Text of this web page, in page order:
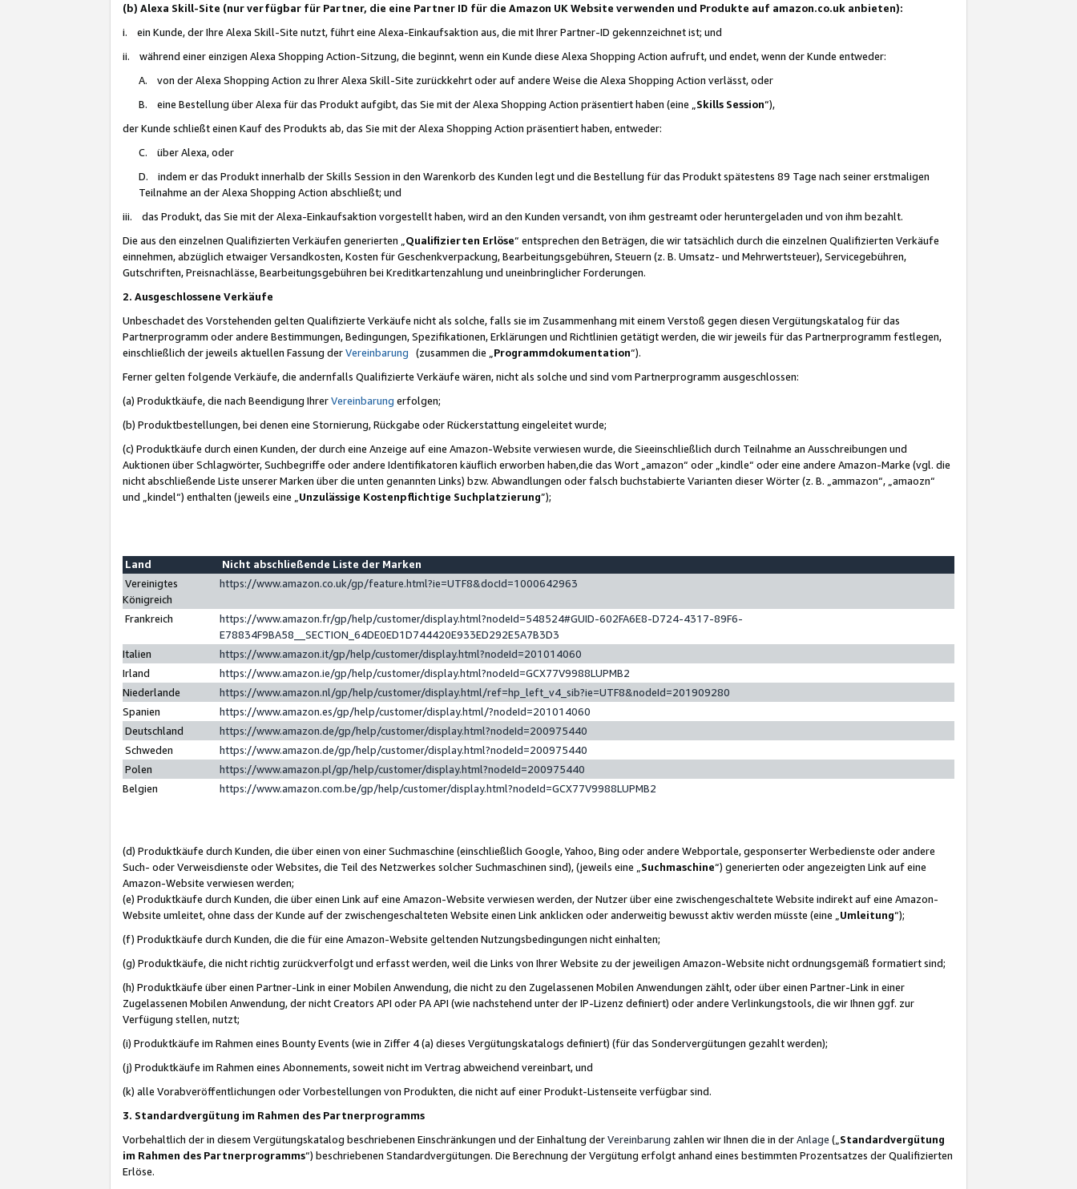
(b) Alexa Skill-Site (nur verfügbar für Partner, die eine Partner ID für die Amazon UK Website verwenden und Produkte auf amazon.co.uk anbieten):
i. ein Kunde, der Ihre Alexa Skill-Site nutzt, führt eine Alexa-Einkaufsaktion aus, die mit Ihrer Partner-ID gekennzeichnet ist; und
ii. während einer einzigen Alexa Shopping Action-Sitzung, die beginnt, wenn ein Kunde diese Alexa Shopping Action aufruft, und endet, wenn der Kunde entweder:
A. von der Alexa Shopping Action zu Ihrer Alexa Skill-Site zurückkehrt oder auf andere Weise die Alexa Shopping Action verlässt, oder
B. eine Bestellung über Alexa für das Produkt aufgibt, das Sie mit der Alexa Shopping Action präsentiert haben (eine „ Skills Session“),
der Kunde schließt einen Kauf des Produkts ab, das Sie mit der Alexa Shopping Action präsentiert haben, entweder:
C. über Alexa, oder
D. indem er das Produkt innerhalb der Skills Session in den Warenkorb des Kunden legt und die Bestellung für das Produkt spätestens 89 Tage nach seiner erstmaligen
Teilnahme an der Alexa Shopping Action abschließt; und
iii. das Produkt, das Sie mit der Alexa-Einkaufsaktion vorgestellt haben, wird an den Kunden versandt, von ihm gestreamt oder heruntergeladen und von ihm bezahlt.
Die aus den einzelnen Qualifizierten Verkäufen generierten „ Qualifizierten Erlöse“ entsprechen den Beträgen, die wir tatsächlich durch die einzelnen Qualifizierten Verkäufe
einnehmen, abzüglich etwaiger Versandkosten, Kosten für Geschenkverpackung, Bearbeitungsgebühren, Steuern (z. B. Umsatz- und Mehrwertsteuer), Servicegebühren,
Gutschriften, Preisnachlässe, Bearbeitungsgebühren bei Kreditkartenzahlung und uneinbringlicher Forderungen.
2. Ausgeschlossene Verkäufe
Unbeschadet des Vorstehenden gelten Qualifizierte Verkäufe nicht als solche, falls sie im Zusammenhang mit einem Verstoß gegen diesen Vergütungskatalog für das
Partnerprogramm oder andere Bestimmungen, Bedingungen, Spezifikationen, Erklärungen und Richtlinien getätigt werden, die wir jeweils für das Partnerprogramm festlegen,
einschließlich der jeweils aktuellen Fassung derVereinbarung (zusammen die „ Programmdokumentation“).
Ferner gelten folgende Verkäufe, die andernfalls Qualifizierte Verkäufe wären, nicht als solche und sind vom Partnerprogramm ausgeschlossen:
(a) Produktkäufe, die nach Beendigung IhrerVereinbarung erfolgen;
(b) Produktbestellungen, bei denen eine Stornierung, Rückgabe oder Rückerstattung eingeleitet wurde;
(c) Produktkäufe durch einen Kunden, der durch eine Anzeige auf eine Amazon-Website verwiesen wurde, die Sieeinschließlich durch Teilnahme an Ausschreibungen und
Auktionen über Schlagwörter, Suchbegriffe oder andere Identifikatoren käuflich erworben haben,die das Wort „amazon“ oder „kindle“ oder eine andere Amazon-Marke (vgl. die
nicht abschließende Liste unserer Marken über die unten genannten Links) bzw. Abwandlungen oder falsch buchstabierte Varianten dieser Wörter (z. B. „ammazon“, „amaozn“
und „kindel“) enthalten (jeweils eine „ Unzulässige Kostenpflichtige Suchplatzierung”);
Land
Nicht abschließende Liste der Marken
Vereinigtes
Königreich
https://www.amazon.co.uk/gp/feature.html?ie=UTF8&docId=1000642963
Frankreich
https://www.amazon.fr/gp/help/customer/display.html?nodeId=548524#GUID-602FA6E8-D724-4317-89F6-
E78834F9BA58__SECTION_64DE0ED1D744420E933ED292E5A7B3D3
Italien
https://www.amazon.it/gp/help/customer/display.html?nodeId=201014060
Irland
https://www.amazon.ie/gp/help/customer/display.html?nodeId=GCX77V9988LUPMB2
Niederlande
https://www.amazon.nl/gp/help/customer/display.html/ref=hp_left_v4_sib?ie=UTF8&nodeId=201909280
Spanien
https://www.amazon.es/gp/help/customer/display.html/?nodeId=201014060
Deutschland
https://www.amazon.de/gp/help/customer/display.html?nodeId=200975440
Schweden
https://www.amazon.de/gp/help/customer/display.html?nodeId=200975440
Polen
https://www.amazon.pl/gp/help/customer/display.html?nodeId=200975440
Belgien
https://www.amazon.com.be/gp/help/customer/display.html?nodeId=GCX77V9988LUPMB2
(d) Produktkäufe durch Kunden, die über einen von einer Suchmaschine (einschließlich Google, Yahoo, Bing oder andere Webportale, gesponserter Werbedienste oder andere
Such- oder Verweisdienste oder Websites, die Teil des Netzwerkes solcher Suchmaschinen sind), (jeweils eine „ Suchmaschine“) generierten oder angezeigten Link auf eine
Amazon-Website verwiesen werden;
(e) Produktkäufe durch Kunden, die über einen Link auf eine Amazon-Website verwiesen werden, der Nutzer über eine zwischengeschaltete Website indirekt auf eine Amazon-
Website umleitet, ohne dass der Kunde auf der zwischengeschalteten Website einen Link anklicken oder anderweitig bewusst aktiv werden müsste (eine „ Umleitung“);
(f) Produktkäufe durch Kunden, die die für eine Amazon-Website geltenden Nutzungsbedingungen nicht einhalten;
(g) Produktkäufe, die nicht richtig zurückverfolgt und erfasst werden, weil die Links von Ihrer Website zu der jeweiligen Amazon-Website nicht ordnungsgemäß formatiert sind;
(h) Produktkäufe über einen Partner-Link in einer Mobilen Anwendung, die nicht zu den Zugelassenen Mobilen Anwendungen zählt, oder über einen Partner-Link in einer
Zugelassenen Mobilen Anwendung, der nicht Creators API oder PA API (wie nachstehend unter der IP-Lizenz definiert) oder andere Verlinkungstools, die wir Ihnen ggf. zur
Verfügung stellen, nutzt;
(i) Produktkäufe im Rahmen eines Bounty Events (wie in Ziffer 4 (a) dieses Vergütungskatalogs definiert) (für das Sondervergütungen gezahlt werden);
(j) Produktkäufe im Rahmen eines Abonnements, soweit nicht im Vertrag abweichend vereinbart, und
(k) alle Vorabveröffentlichungen oder Vorbestellungen von Produkten, die nicht auf einer Produkt-Listenseite verfügbar sind.
3. Standardvergütung im Rahmen des Partnerprogramms
Vorbehaltlich der in diesem Vergütungskatalog beschriebenen Einschränkungen und der Einhaltung derVereinbarung zahlen wir Ihnen die in derAnlage („ Standardvergütung
im Rahmen des Partnerprogramms“) beschriebenen Standardvergütungen. Die Berechnung der Vergütung erfolgt anhand eines bestimmten Prozentsatzes der Qualifizierten
Erlöse.